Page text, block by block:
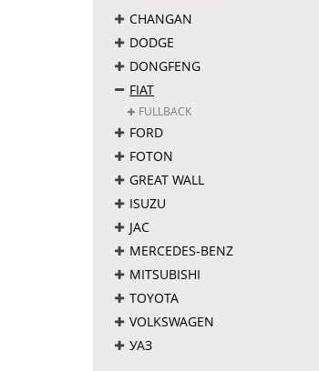
CHANGAN
DODGE
DONGFENG
FIAT
FULLBACK
FORD
FOTON
GREAT WALL
ISUZU
JAC
MERCEDES-BENZ
MITSUBISHI
TOYOTA
VOLKSWAGEN
УАЗ